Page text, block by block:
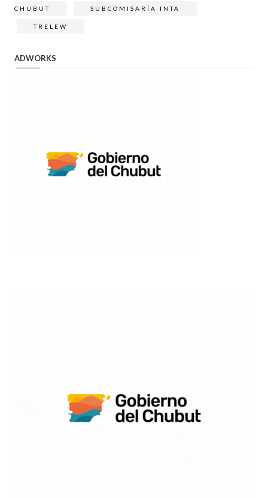
CHUBUT SUBCOMISARÍA INTA
TRELEW
ADWORKS